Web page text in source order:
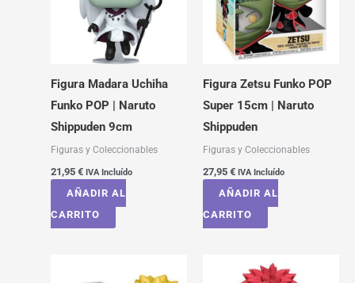
Figura Madara Uchiha
Funko POP | Naruto
Shippuden 9cm
Figuras y Coleccionables
21,95 € IVA Incluído
AÑADIR AL
CARRITO
Figura Zetsu Funko POP
Super 15cm | Naruto
Shippuden
Figuras y Coleccionables
27,95 € IVA Incluído
AÑADIR AL
CARRITO